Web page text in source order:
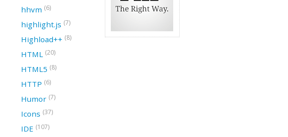
hhvm (6)
highlight.js (7)
Highload++ (8)
HTML (20)
HTML5 (8)
HTTP (6)
Humor (7)
Icons (37)
IDE (107)